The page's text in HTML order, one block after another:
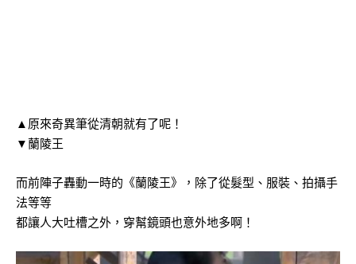
▲原來奇異筆從清朝就有了呢！
▼蘭陵王
而前陣子轟動一時的《蘭陵王》，除了從髮型、服裝、拍攝手
法等等
都讓人大吐槽之外，穿幫鏡頭也意外地多啊！